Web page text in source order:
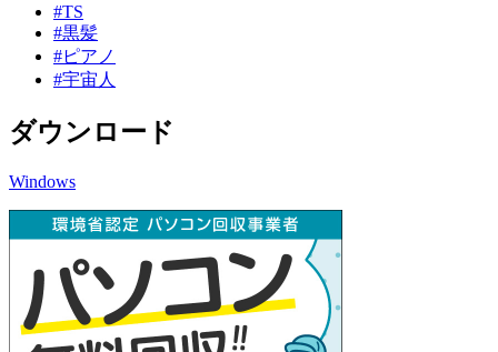
#TS
#黒髪
#ピアノ
#宇宙人
ダウンロード
Windows